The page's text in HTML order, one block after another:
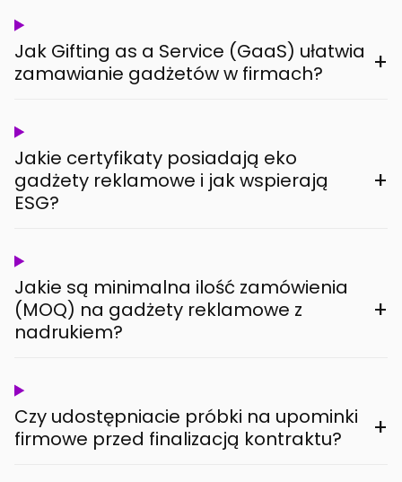
Jak Gifting as a Service (GaaS) ułatwia
zamawianie gadżetów w firmach?
+
Jakie certyfikaty posiadają eko
gadżety reklamowe i jak wspierają
ESG?
+
Jakie są minimalna ilość zamówienia
(MOQ) na gadżety reklamowe z
nadrukiem?
+
Czy udostępniacie próbki na upominki
firmowe przed finalizacją kontraktu?
+